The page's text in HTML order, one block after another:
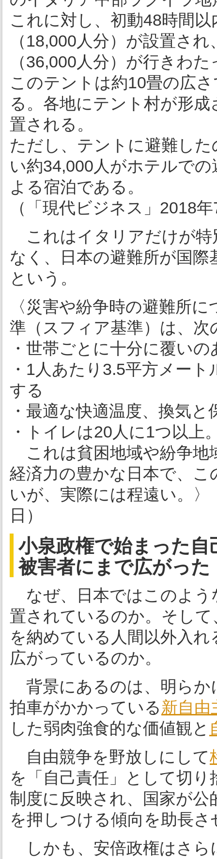
これに対し、初動48時間
（18,000人分）が設置さ
（36,000人分）が行きわた
このテントは約10畳の広
る。各地にテント村が形
置される。
ただし、テントに避難し
い約34,000人がホテルで
よる宿泊である。
（「現代ビジネス」2018
これはイタリアだけが特
なく、日本の避難所が国際
という。
〈災害や紛争時の避難所
準（スフィア基準）は、
・世帯ごとに十分に覆い
・1人あたり3.5平方メー
する
・最適な快適温度、換気
・トイレは20人に1つ以上
これは貧困地域や紛争地
経済力の豊かな日本で、
いが、実際には程遠い。
日）
小泉政権で始まった自
被害者にまで広がった
なぜ、日本ではこのよう
置されているのか。そし
を納めている人間以外入
広がっているのか。
背景にあるのは、明らか
拍車がかかっている新自由
した弱肉強食的な価値観と
自由競争を野放しにして
を「自己責任」として切
制度に反映され、国家が
を押しつける傾向を助長さ
しかも、安倍政権はさら